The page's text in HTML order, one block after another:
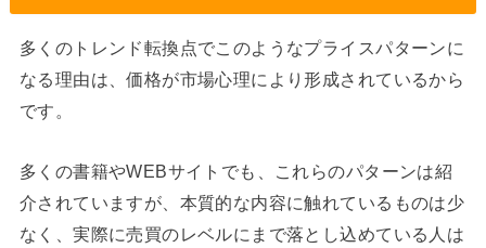
多くのトレンド転換点でこのようなプライスパターンに
なる理由は、価格が市場心理により形成されているから
です。
多くの書籍やWEBサイトでも、これらのパターンは紹
介されていますが、本質的な内容に触れているものは少
なく、実際に売買のレベルにまで落とし込めている人は